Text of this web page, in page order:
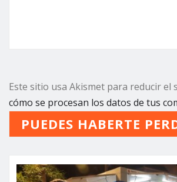
Este sitio usa Akismet para reducir el
cómo se procesan los datos de tus
PUEDES HABERTE